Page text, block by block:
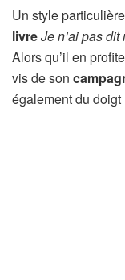
Un style
livreJe n’ai pas
Alors qu’il en
vis de son
également du